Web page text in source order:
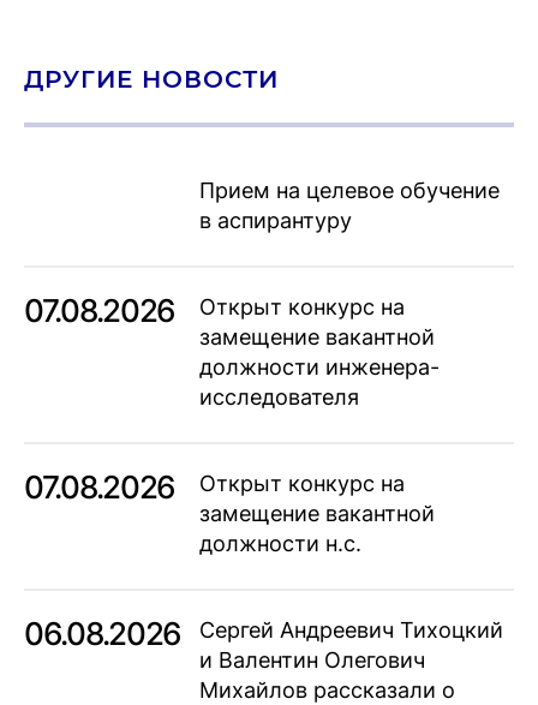
ДРУГИЕ НОВОСТИ
Прием на целевое обучение
в аспирантуру
07.08.2026
Открыт конкурс на
замещение вакантной
должности инженера-
исследователя
07.08.2026
Открыт конкурс на
замещение вакантной
должности н.с.
06.08.2026
Сергей Андреевич Тихоцкий
и Валентин Олегович
Михайлов рассказали о